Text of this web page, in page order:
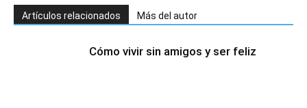
Artículos relacionados Más del autor
Cómo vivir sin amigos y ser feliz